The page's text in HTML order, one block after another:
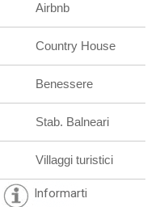
Airbnb
Country House
Benessere
Stab. Balneari
Villaggi turistici
Informarti